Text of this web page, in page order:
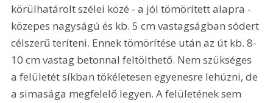
körülhatárolt szélei közé - a jól tömörített alapra -
közepes nagyságú és kb. 5 cm vastagságban sódert
célszerű teríteni. Ennek tömörítése után az út kb. 8-
10 cm vastag betonnal feltölthető. Nem szükséges
a felületét síkban tökéletesen egyenesre lehúzni, de
a simasága megfelelő legyen. A felületének sem